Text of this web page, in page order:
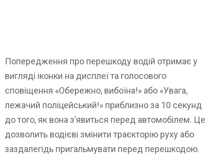
Попередження про перешкоду водій отримає у
вигляді іконки на дисплеї та голосового
сповіщення «Обережно, вибоїна!» або «Увага,
лежачий поліцейський!» приблизно за 10 секунд
до того, як вона з’явиться перед автомобілем. Це
дозволить водієві змінити траєкторію руху або
заздалегідь пригальмувати перед перешкодою.